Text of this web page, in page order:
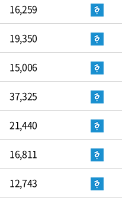
16,259
19,350
15,006
37,325
21,440
16,811
12,743